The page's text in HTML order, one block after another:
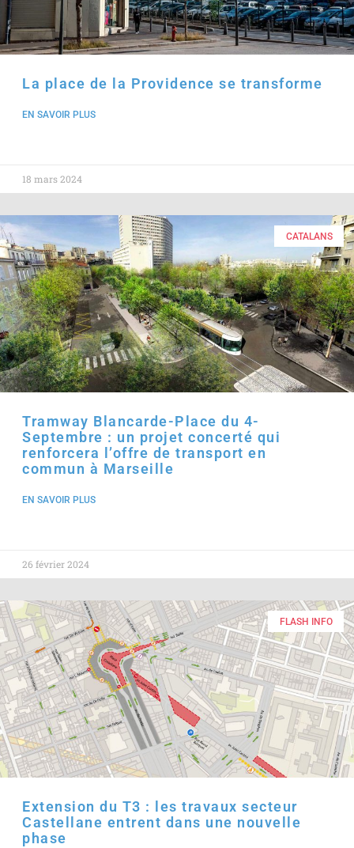
La place de la Providence se transforme
EN SAVOIR PLUS
18 mars 2024
CATALANS
Tramway Blancarde-Place du 4-
Septembre : un projet concerté qui
renforcera l’offre de transport en
commun à Marseille
EN SAVOIR PLUS
26 février 2024
FLASH INFO
Extension du T3 : les travaux secteur
Castellane entrent dans une nouvelle
phase